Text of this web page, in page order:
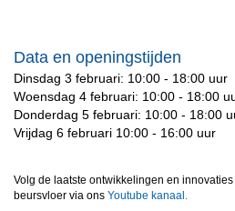
Data en openingstijden
Dinsdag 3 februari: 10:00 - 18:00 uur
Woensdag 4 februari: 10:00 - 18:00
Donderdag 5 februari: 10:00 - 18:00
Vrijdag 6 februari 10:00 - 16:00 uur
Volg de laatste ontwikkelingen en
beursvloer via ons Youtube kanaal.